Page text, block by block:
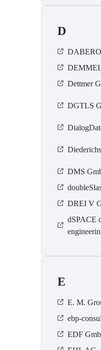
D
Dettmer
DGTLS
DMS
DREI V
dSPACE
E
E. M.
ebp-
EDF